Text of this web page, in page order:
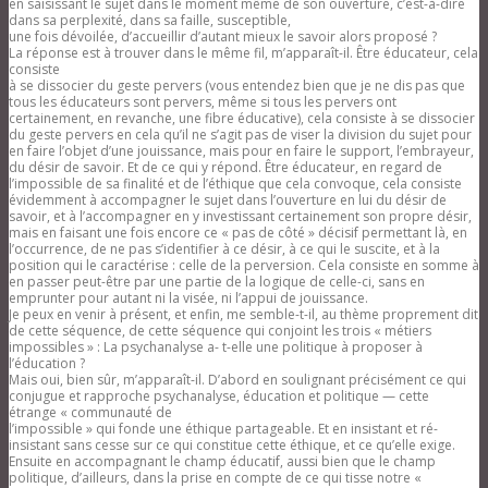
dans sa perplexité, dans sa faille, susceptible,
une fois dévoilée, d’accueillir d’autant mieux le savoir alors proposé ?
La réponse est à trouver dans le même fil, m’apparaît-il. Être éducateur, cela
consiste
à se dissocier du geste pervers (vous entendez bien que je ne dis pas que
tous les éducateurs sont pervers, même si tous les pervers ont
certainement, en revanche, une fibre éducative), cela consiste à se dissocier
du geste pervers en cela qu’il ne s’agit pas de viser la division du sujet pour
en faire l’objet d’une jouissance, mais pour en faire le support, l’embrayeur,
du désir de savoir. Et de ce qui y répond. Être éducateur, en regard de
l’impossible de sa finalité et de l’éthique que cela convoque, cela consiste
évidemment à accompagner le sujet dans l’ouverture en lui du désir de
savoir, et à l’accompagner en y investissant certainement son propre désir,
mais en faisant une fois encore ce « pas de côté » décisif permettant là, en
l’occurrence, de ne pas s’identifier à ce désir, à ce qui le suscite, et à la
position qui le caractérise : celle de la perversion. Cela consiste en somme à
en passer peut-être par une partie de la logique de celle-ci, sans en
emprunter pour autant ni la visée, ni l’appui de jouissance.
Je peux en venir à présent, et enfin, me semble-t-il, au thème proprement dit
de cette séquence, de cette séquence qui conjoint les trois « métiers
impossibles » : La psychanalyse a- t-elle une politique à proposer à
l’éducation ?
Mais oui, bien sûr, m’apparaît-il. D’abord en soulignant précisément ce qui
conjugue et rapproche psychanalyse, éducation et politique — cette
étrange « communauté de
l’impossible » qui fonde une éthique partageable. Et en insistant et ré-
insistant sans cesse sur ce qui constitue cette éthique, et ce qu’elle exige.
Ensuite en accompagnant le champ éducatif, aussi bien que le champ
politique, d’ailleurs, dans la prise en compte de ce qui tisse notre «